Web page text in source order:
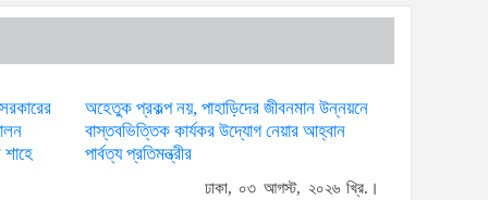
অহেতুক প্রকল্প নয়, পাহাড়িদের জীবনমান উন্নয়নে
বাস্তবভিত্তিক কার্যকর উদ্যোগ নেয়ার আহ্বান
পার্বত্য প্রতিমন্ত্রীর
ঢাকা, ০৩ আগস্ট, ২০২৬ খ্রি.।